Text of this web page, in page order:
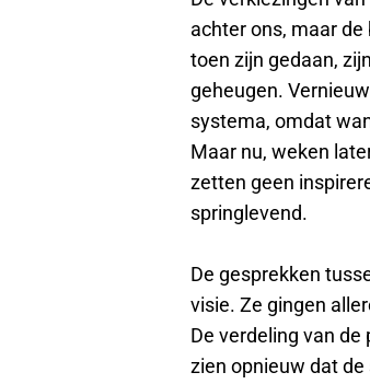
achter ons, maar
toen zijn gedaan,
geheugen.
systema, omdat
Maar nu, weken
zetten geen
springlevend.
De gesprekken
visie. Ze gingen
De verdeling van
zien opnieuw dat